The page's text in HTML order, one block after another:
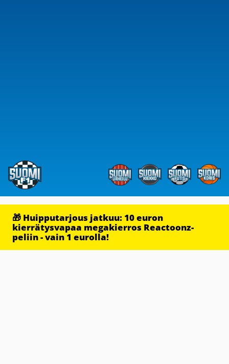
🎁 Huipputarjous jatkuu: 10 euron
kierrätysvapaa megakierros Reactoonz-
peliin - vain 1 eurolla!